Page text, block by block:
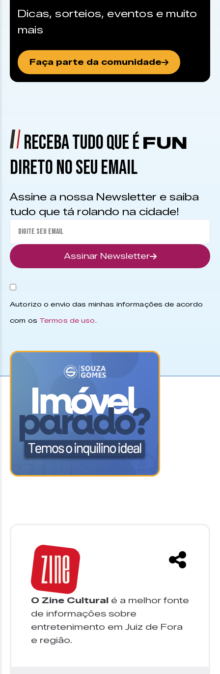
Dicas, sorteios, eventos e muito
mais
Faça parte da comunidade
RECEBA TUDO QUE É FUN
DIRETO NO SEU EMAIL
Assine a nossa Newsletter e saiba
tudo que tá rolando na cidade!
Assinar Newsletter
Autorizo o envio das minhas informações de acordo
com os Termos de uso.
O Zine Cultural é a melhor fonte
de informações sobre
entretenimento em Juiz de Fora
e região.